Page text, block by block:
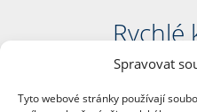
Spravovat
Tyto webové stránky používají
Rychlé
nám. Jana